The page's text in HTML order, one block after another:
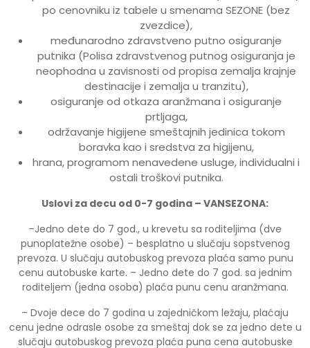
po cenovniku iz tabele u smenama SEZONE (bez
zvezdice),
međunarodno zdravstveno putno osiguranje
putnika (Polisa zdravstvenog putnog osiguranja je
neophodna u zavisnosti od propisa zemalja krajnje
destinacije i zemalja u tranzitu),
osiguranje od otkaza aranžmana i osiguranje
prtljaga,
održavanje higijene smeštajnih jedinica tokom
boravka kao i sredstva za higijenu,
hrana, programom nenavedene usluge, individualni i
ostali troškovi putnika.
Uslovi za decu od 0-7 godina – VANSEZONA:
–Jedno dete do 7 god., u krevetu sa roditeljima (dve
punoplatežne osobe) – besplatno u slučaju sopstvenog
prevoza. U slučaju autobuskog prevoza plaća samo punu
cenu autobuske karte. – Jedno dete do 7 god. sa jednim
roditeljem (jedna osoba) plaća punu cenu aranžmana.
– Dvoje dece do 7 godina u zajedničkom ležaju, plaćaju
cenu jedne odrasle osobe za smeštaj dok se za jedno dete u
slučaju autobuskog prevoza plaća puna cena autobuske